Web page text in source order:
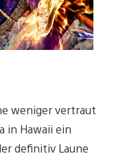
weniger vertraut
in Hawaii ein
definitiv Laune